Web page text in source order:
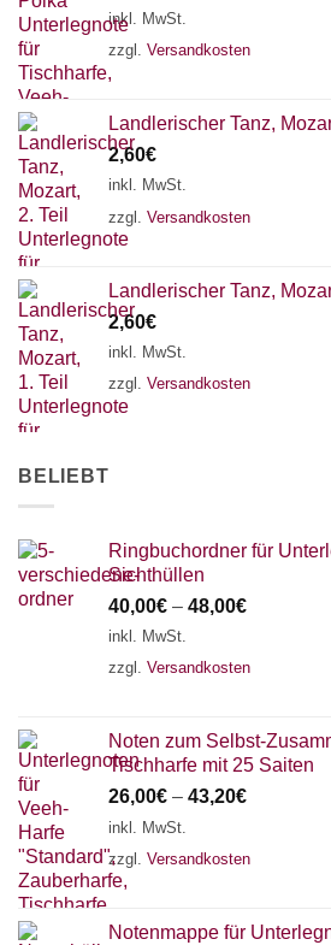
inkl. MwSt.
zzgl. Versandkosten
Landlerischer Tanz,
2,60€
inkl. MwSt.
zzgl. Versandkosten
Landlerischer Tanz,
2,60€
inkl. MwSt.
zzgl. Versandkosten
BELIEBT
Ringbuchordner für
Sichthüllen
40,00€ – 48,00€
inkl. MwSt.
zzgl. Versandkosten
Noten zum Selbst-
Tischharfe mit 25 Saiten
26,00€ – 43,20€
inkl. MwSt.
zzgl. Versandkosten
Notenmappe für
Chat Support
18 SAITEN 21 SAITEN